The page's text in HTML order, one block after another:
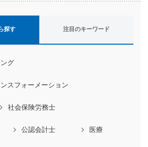
探す 注目のキーワード
グ
スフォーメーション
社会保険労務士
公認会計士 医療